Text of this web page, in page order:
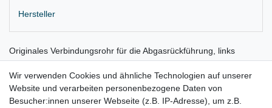
Hersteller
Originales Verbindungsrohr für die Abgasrückführung, links
Lieferung wie abgebildet
für:
Wir verwenden Cookies und ähnliche Technologien auf unserer
Website und verarbeiten personenbezogene Daten von
Besucher:innen unserer Webseite (z.B. IP-Adresse), um z.B.